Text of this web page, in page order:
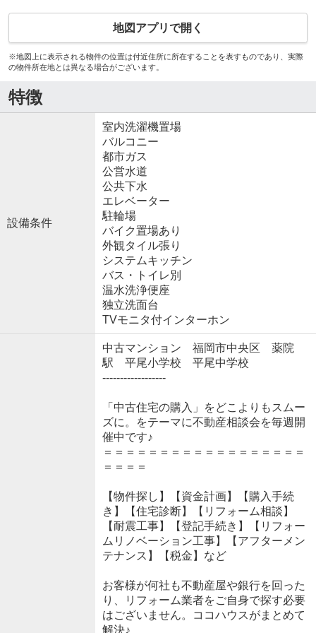
地図アプリで開く
※地図上に表示される物件の位置は付近住所に所在することを表すものであり、実際
の物件所在地とは異なる場合がございます。
特徴
設備条件
室内洗濯機置場
バルコニー
都市ガス
公営水道
公共下水
エレベーター
駐輪場
バイク置場あり
外観タイル張り
システムキッチン
バス・トイレ別
温水洗浄便座
独立洗面台
TVモニタ付インターホン
中古マンション 福岡市中央区 薬院
駅 平尾小学校 平尾中学校
------------------
「中古住宅の購入」をどこよりもスムー
ズに。をテーマに不動産相談会を毎週開
催中です♪
＝＝＝＝＝＝＝＝＝＝＝＝＝＝＝＝＝＝
＝＝＝＝
【物件探し】【資金計画】【購入手続
き】【住宅診断】【リフォーム相談】
【耐震工事】【登記手続き】【リフォー
ムリノベーション工事】【アフターメン
テナンス】【税金】など
お客様が何社も不動産屋や銀行を回った
り、リフォーム業者をご自身で探す必要
はございません。ココハウスがまとめて
解決♪